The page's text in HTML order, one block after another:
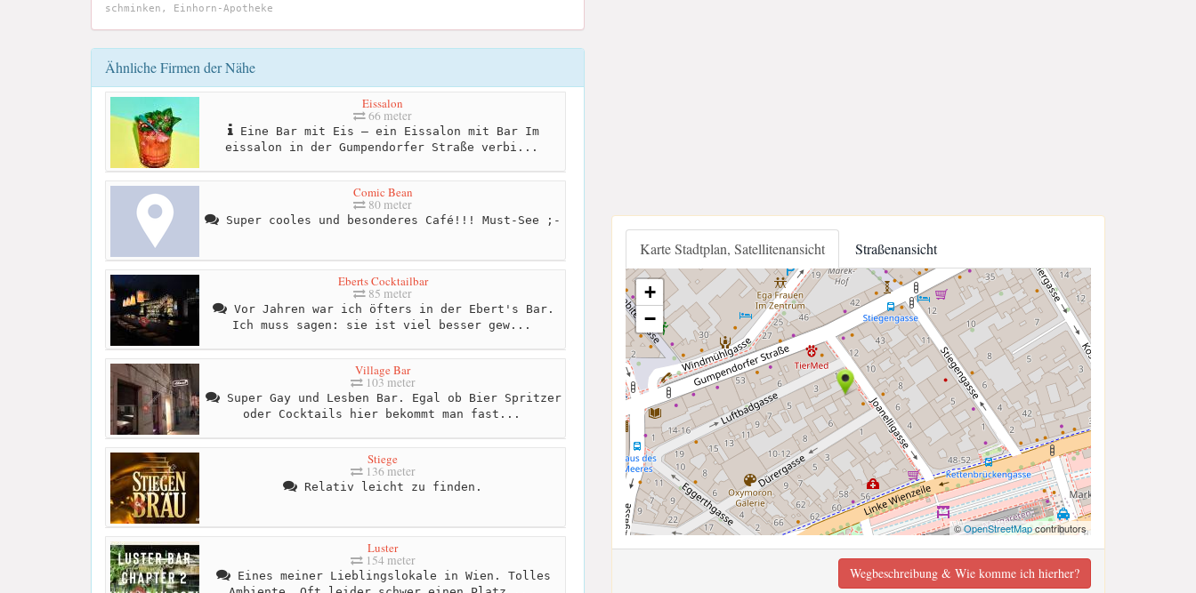
schminken, Einhorn-Apotheke
Ähnliche Firmen der Nähe
Eissalon
66 meter
Eine Bar mit Eis – ein Eissalon mit Bar Im
eissalon in der Gumpendorfer Straße verbi...
Comic Bean
80 meter
Super cooles und besonderes Café!!! Must-See ;-
Eberts Cocktailbar
85 meter
Vor Jahren war ich öfters in der Ebert's Bar.
Ich muss sagen: sie ist viel besser gew...
Village Bar
103 meter
Super Gay und Lesben Bar. Egal ob Bier Spritzer
oder Cocktails hier bekommt man fast...
Stiege
136 meter
Relativ leicht zu finden.
Luster
154 meter
Eines meiner Lieblingslokale in Wien. Tolles
Karte Stadtplan, Satellitenansicht Straßenansicht
+
−
©OpenStreetMapcontributors
Wegbeschreibung & Wie komme ich hierher?